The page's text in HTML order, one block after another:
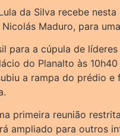
da Silva recebe
Maduro, para
para a cúpula de
do Planalto às
a rampa do prédio
primeira reunião
ampliado para outros